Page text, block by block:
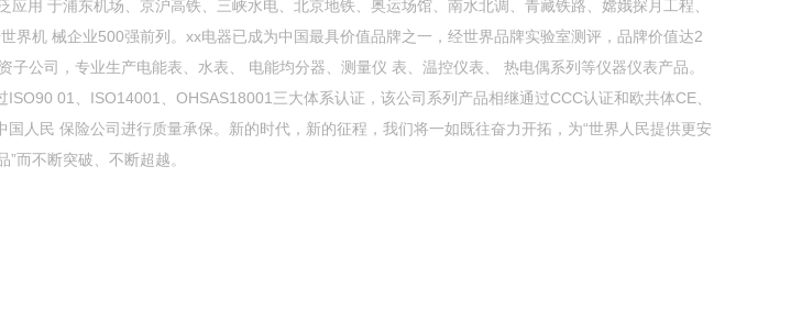
用 于浦东机场、京沪高铁、三峡水电、北京地铁、奥运场馆、南水北调、青藏铁路、嫦娥探月工程、
机 械企业500强前列。xx电器已成为中国最具价值品牌之一，经世界品牌实验室测评，品牌价值达2
公司，专业生产电能表、水表、 电能均分器、测量仪 表、温控仪表、 热电偶系列等仪器仪表产品。
01、ISO14001、OHSAS18001三大体系认证，该公司系列产品相继通过CCC认证和欧共体CE、
人民 保险公司进行质量承保。新的时代，新的征程，我们将一如既往奋力开拓，为“世界人民提供更安
”而不断突破、不断超越。